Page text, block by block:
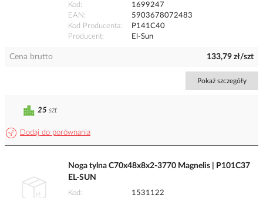
Kod
1699247
EAN
5903678072483
Kod Producenta
P141C40
Producent
El-Sun
Cena brutto 133,79 zł/szt
Pokaż szczegóły
Dodaj do porównania
25 szt
Noga tylna C70x48x8x2-3770 Magnelis | P101C37
EL-SUN
Kod
1531122